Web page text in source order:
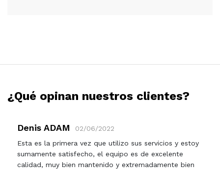
¿Qué opinan nuestros clientes?
Denis ADAM
02/06/2022
Esta es la primera vez que utilizo sus servicios y estoy
sumamente satisfecho, el equipo es de excelente
calidad, muy bien mantenido y extremadamente bien